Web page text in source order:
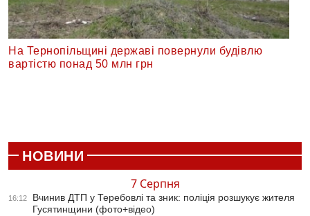
На Тернопільщині державі повернули будівлю
вартістю понад 50 млн грн
НОВИНИ
7 Серпня
16:12
Вчинив ДТП у Теребовлі та зник: поліція розшукує жителя
Гусятинщини (фото+відео)